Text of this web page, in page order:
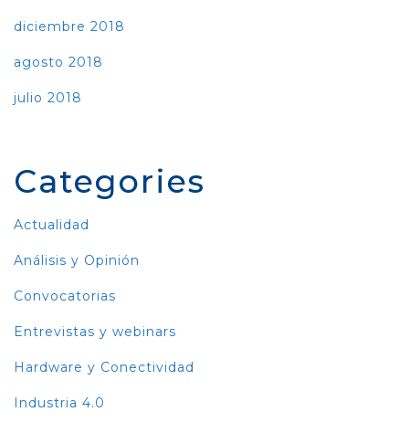
diciembre 2018
agosto 2018
julio 2018
Categories
Actualidad
Análisis y Opinión
Convocatorias
Entrevistas y webinars
Hardware y Conectividad
Industria 4.0